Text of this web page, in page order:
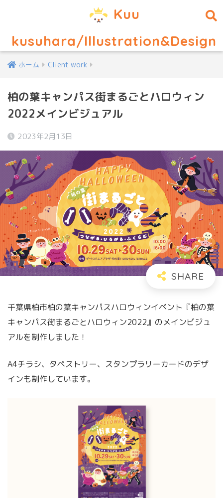
Kuu
kusuhara/Illustration&Design
ホーム Client work
柏の葉キャンパス街まるごとハロウィン
2022メインビジュアル
2023年2月13日
千葉県柏市柏の葉キャンパスハロウィンイベント『柏の葉
キャンパス街まるごとハロウィン2022』のメインビジュ
アルを制作しました！
A4チラシ、タペストリー、スタンプラリーカードのデザ
インも制作しています。